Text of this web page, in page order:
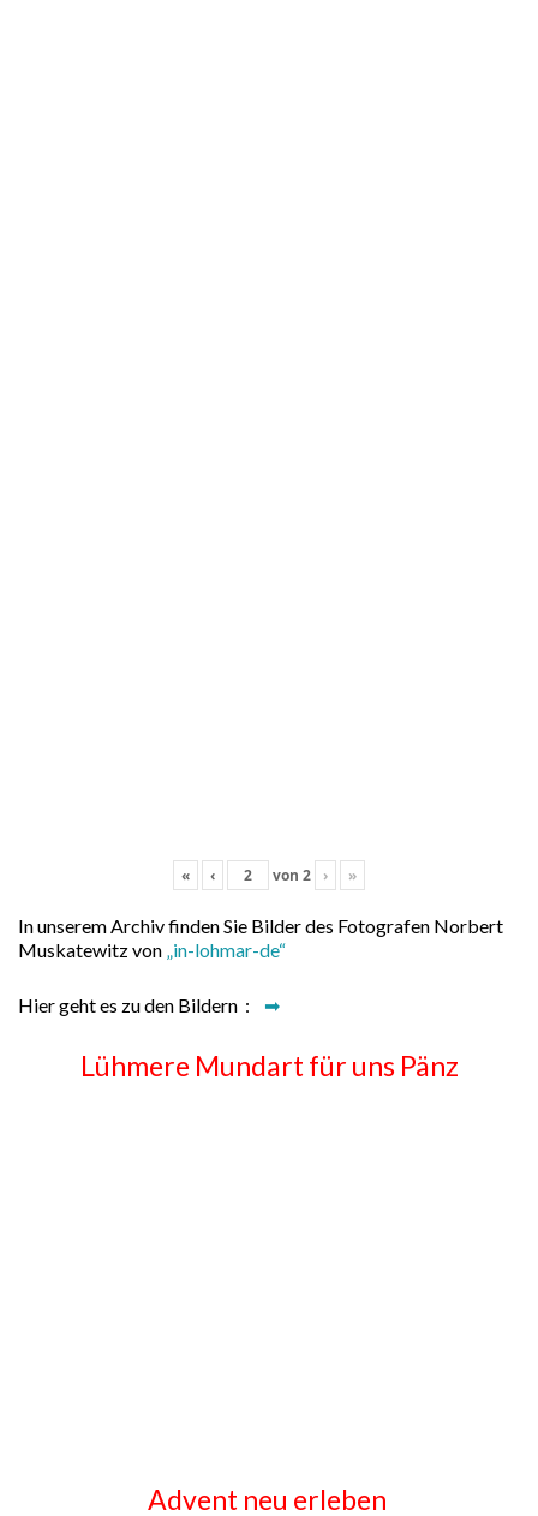
« ‹ von 2 › »
In unserem Archiv finden Sie Bilder des Fotografen Norbert
Muskatewitz von „in-lohmar-de“
Hier geht es zu den Bildern : ➡
Lühmere Mundart für uns Pänz
Advent neu erleben